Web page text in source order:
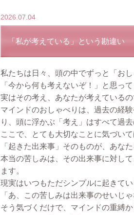
2026.07.04
「私が考えている」という勘違い
私たちは日々、頭の中でずっと「お
「今から何も考えないぞ！」と思っ
実はその考え、あなたが考えているの
マインドのおしゃべりは、過去の経
り、頭に浮かぶ「考え」はすべて過
ここで、とても大切なことに気づいて
「起きた出来事」そのものが、あな
本当の苦しみは、その出来事に対し
ます。
現実はいつもただシンプルに起きてい
「あ、この苦しみは出来事のせいじ
そう気づくだけで、マインドの重縛